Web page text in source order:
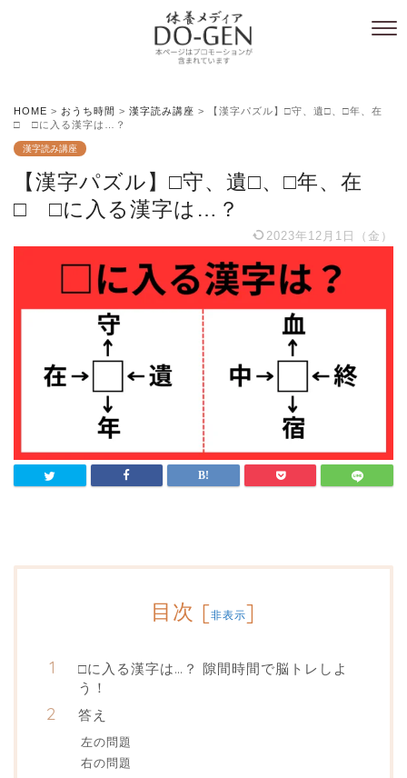
HOME > おうち時間 > 漢字読み講座 >
【漢字パズル】□守、遺□、□年、在
□ □に入る漢字は…？
漢字読み講座
【漢字パズル】□守、遺□、□年、在
□ □に入る漢字は…？
2023年12月1日（金）
目次 [非表示]
□に入る漢字は…？ 隙間時間で脳トレしよ
う！
答え
左の問題
右の問題